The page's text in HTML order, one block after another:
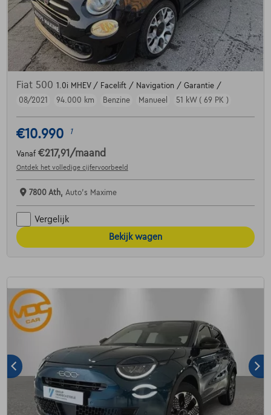
Fiat 500 1.0i MHEV / Facelift / Navigation / Garantie /
08/2021
94.000 km Benzine Manueel 51 kW ( 69 PK )
€10.990 1
Vanaf €217,91 /maand
Ontdek het volledige cijfervoorbeeld
7800 Ath, Auto's Maxime
Vergelijk
Bekijk wagen